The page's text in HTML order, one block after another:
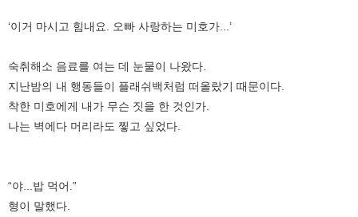
‘이거 마시고 힘내요. 오빠 사랑하는 미호가...’
숙취해소 음료를 여는 데 눈물이 나왔다.
지난밤의 내 행동들이 플래쉬백처럼 떠올랐기 때문이다.
착한 미호에게 내가 무슨 짓을 한 것인가.
나는 벽에다 머리라도 찧고 싶었다.
“야...밥 먹어.”
형이 말했다.